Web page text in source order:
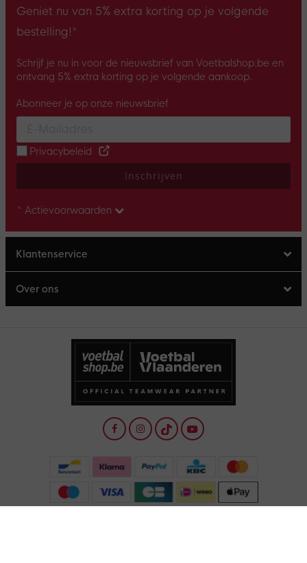
Geniet nu van 5% extra korting op je volgende
bestelling!*
Schrijf je nu in voor de nieuwsbrief van Voetbalshop.be en
ontvang 5% extra korting op je volgende aankoop.
Enter your email and accept the privacy policy to subscribe to
Abonneer je op onze nieuwsbrief
Privacybeleid
Inschrijven
* Actievoorwaarden
Klantenservice
Over ons